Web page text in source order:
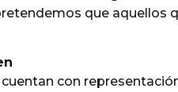
que aquellos
con